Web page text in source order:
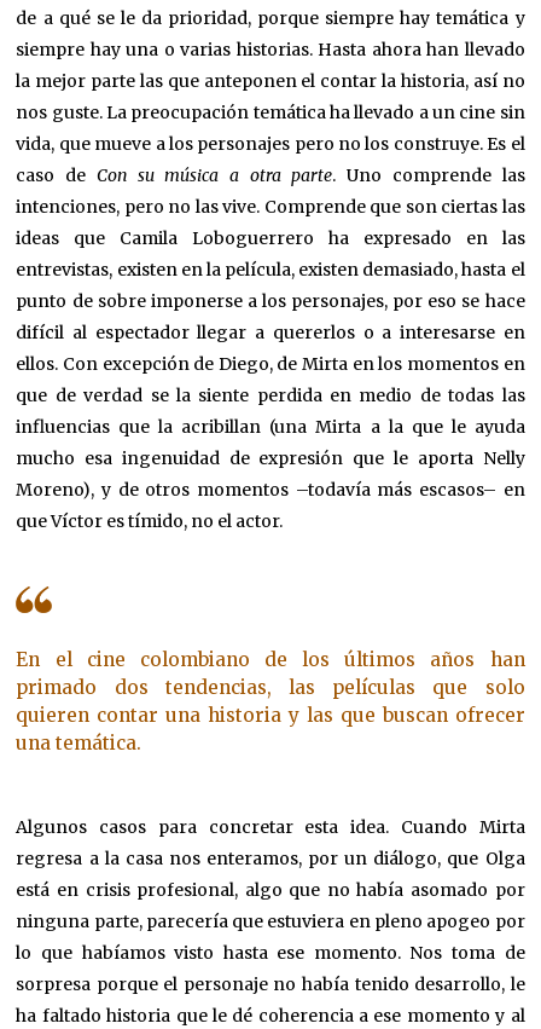
de a qué se le da prioridad, porque siempre hay temática y
siempre hay una o varias historias. Hasta ahora han llevado
la mejor parte las que anteponen el contar la historia, así no
nos guste. La preocupación temática ha llevado a un cine sin
vida, que mueve a los personajes pero no los construye. Es el
caso de Con su música a otra parte. Uno comprende las
intenciones, pero no las vive. Comprende que son ciertas las
ideas que Camila Loboguerrero ha expresado en las
entrevistas, existen en la película, existen demasiado, hasta el
punto de sobre imponerse a los personajes, por eso se hace
difícil al espectador llegar a quererlos o a interesarse en
ellos. Con excepción de Diego, de Mirta en los momentos en
que de verdad se la siente perdida en medio de todas las
influencias que la acribillan (una Mirta a la que le ayuda
mucho esa ingenuidad de expresión que le aporta Nelly
Moreno), y de otros momentos –todavía más escasos– en
que Víctor es tímido, no el actor.
En el cine colombiano de los últimos años han
primado dos tendencias, las películas que solo
quieren contar una historia y las que buscan ofrecer
una temática.
Algunos casos para concretar esta idea. Cuando Mirta
regresa a la casa nos enteramos, por un diálogo, que Olga
está en crisis profesional, algo que no había asomado por
ninguna parte, parecería que estuviera en pleno apogeo por
lo que habíamos visto hasta ese momento. Nos toma de
sorpresa porque el personaje no había tenido desarrollo, le
ha faltado historia que le dé coherencia a ese momento y al